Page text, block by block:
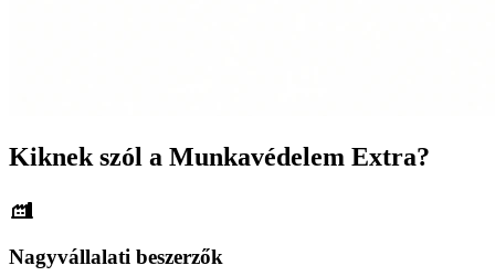
Kiknek szól a Munkavédelem Extra?
Nagyvállalati beszerzők